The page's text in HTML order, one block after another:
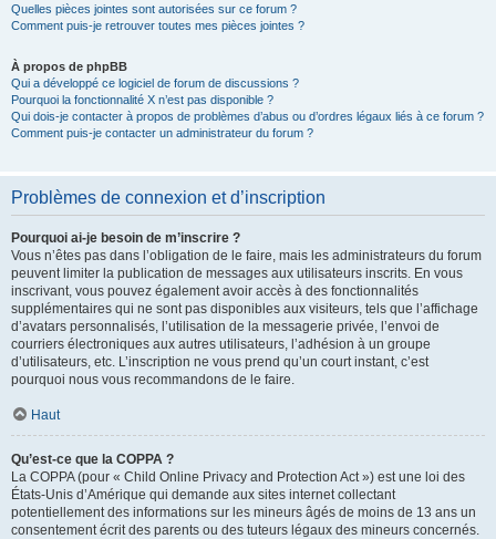
Quelles pièces jointes sont autorisées sur ce forum ?
Comment puis-je retrouver toutes mes pièces jointes ?
À propos de phpBB
Qui a développé ce logiciel de forum de discussions ?
Pourquoi la fonctionnalité X n’est pas disponible ?
Qui dois-je contacter à propos de problèmes d’abus ou d’ordres légaux liés à ce forum ?
Comment puis-je contacter un administrateur du forum ?
Problèmes de connexion et d’inscription
Pourquoi ai-je besoin de m’inscrire ?
Vous n’êtes pas dans l’obligation de le faire, mais les administrateurs du forum
peuvent limiter la publication de messages aux utilisateurs inscrits. En vous
inscrivant, vous pouvez également avoir accès à des fonctionnalités
supplémentaires qui ne sont pas disponibles aux visiteurs, tels que l’affichage
d’avatars personnalisés, l’utilisation de la messagerie privée, l’envoi de
courriers électroniques aux autres utilisateurs, l’adhésion à un groupe
d’utilisateurs, etc. L’inscription ne vous prend qu’un court instant, c’est
pourquoi nous vous recommandons de le faire.
Haut
Qu’est-ce que la COPPA ?
La COPPA (pour « Child Online Privacy and Protection Act ») est une loi des
États-Unis d’Amérique qui demande aux sites internet collectant
potentiellement des informations sur les mineurs âgés de moins de 13 ans un
consentement écrit des parents ou des tuteurs légaux des mineurs concernés.